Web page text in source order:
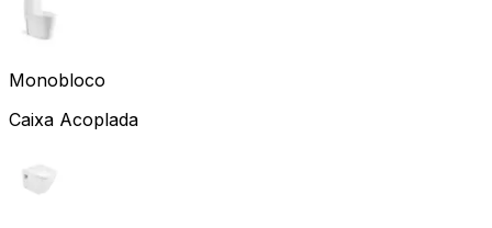
Monobloco
Caixa Acoplada